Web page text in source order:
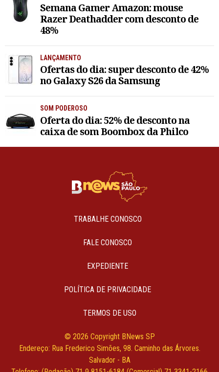
Semana Gamer Amazon: mouse
Razer Deathadder com desconto de
48%
LANÇAMENTO
Ofertas do dia: super desconto de 42%
no Galaxy S26 da Samsung
SOM PODEROSO
Oferta do dia: 52% de desconto na
caixa de som Boombox da Philco
TRABALHE CONOSCO
FALE CONOSCO
EXPEDIENTE
POLÍTICA DE PRIVACIDADE
TERMOS DE USO
© 2026 Copyright BNews SP
Endereço: Rua Frederico Simões, 98. Caminho das Árvores.
Salvador - BA